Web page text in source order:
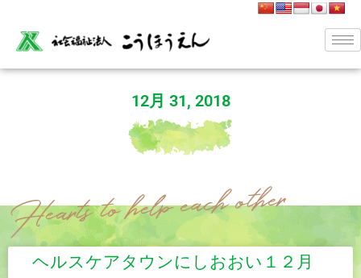
12月 31, 2018
ヘルスケアタウンにしおおい１２月